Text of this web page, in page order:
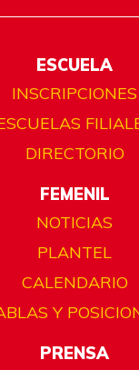
ESCUELA
INSCRIPCIONES
DIRECTORIO
FEMENIL
NOTICIAS
PLANTEL
CALENDARIO
Y
PRENSA